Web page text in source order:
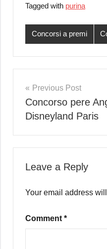
Tagged with purina
Concorsi a premi
Post
navigation
Previous Post
Concorso pere
Disneyland Paris
Leave a Reply
Your email address
Comment *